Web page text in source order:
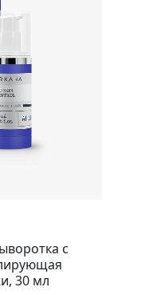
с
30 мл